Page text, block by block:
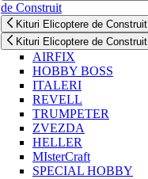
de Construit
Kituri Elicoptere de Construit
Kituri Elicoptere de Construit
AIRFIX
HOBBY BOSS
ITALERI
REVELL
TRUMPETER
ZVEZDA
HELLER
MIsterCraft
SPECIAL HOBBY